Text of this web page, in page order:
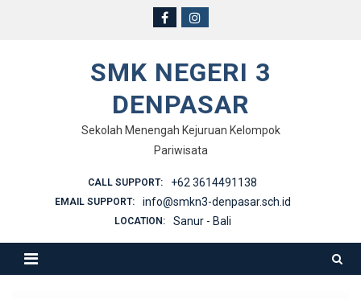
SMK NEGERI 3
DENPASAR
Sekolah Menengah Kejuruan Kelompok
Pariwisata
CALL SUPPORT: +62 3614491138
EMAIL SUPPORT: info@smkn3-denpasar.sch.id
LOCATION: Sanur - Bali